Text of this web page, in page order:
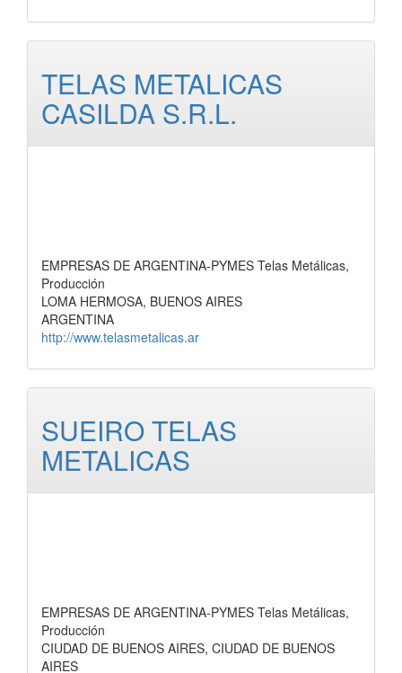
TELAS METALICAS
CASILDA S.R.L.
EMPRESAS DE ARGENTINA-PYMES Telas Metálicas,
Producción
LOMA HERMOSA, BUENOS AIRES
ARGENTINA
http://www.telasmetalicas.ar
SUEIRO TELAS
METALICAS
EMPRESAS DE ARGENTINA-PYMES Telas Metálicas,
Producción
CIUDAD DE BUENOS AIRES, CIUDAD DE BUENOS
AIRES